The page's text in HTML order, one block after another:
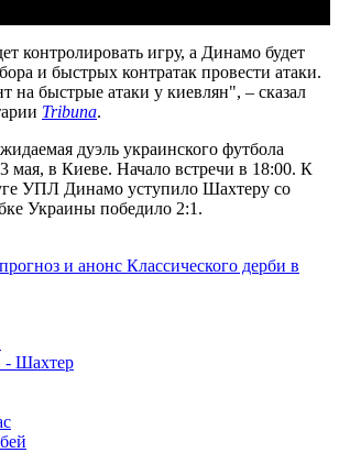
контролировать игру, а Динамо будет
и быстрых контратак провести атаки.
на быстрые атаки у киевлян", – сказал
Tribuna.
дуэль украинского футбола
3 мая, в Киеве. Начало встречи в 18:00. К
УПЛ Динамо уступило Шахтеру со
Украины победило 2:1.
и анонс Классического дерби в
- Шахтер